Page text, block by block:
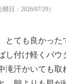
日：2026/07/29）
とても良かった
し付け軽くパウ
滝汗かいても取